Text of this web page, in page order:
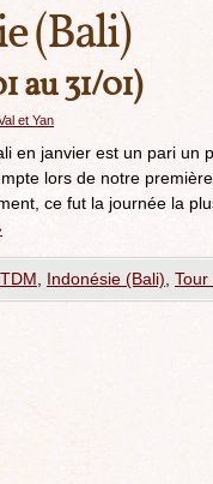
(Bali)
au 31/01)
et Yan
en janvier est un pari un
lors de notre
ce fut la journée la
Indonésie (Bali)